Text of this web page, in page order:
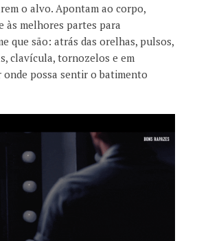
o alvo. Apontam ao corpo,
às melhores partes para
que são: atrás das orelhas, pulsos,
clavícula, tornozelos e em
possa sentir o batimento